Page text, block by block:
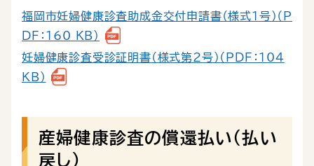
福岡市妊婦健康診査助成金交付申請書（様式１号）（P
DF：160 KB）
妊婦健康診査受診証明書（様式第2号）（PDF：104
KB）
産婦健康診査の償還払い（払い
戻し）